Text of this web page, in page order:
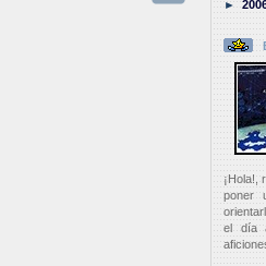
►
¡Hola!,
poner
el día